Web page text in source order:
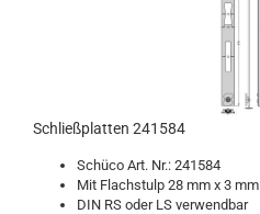
Schließ­plat­ten 241584
Schü­co Art. Nr.: 241584
Mit Flachs­tulp 28 mm x 3
DIN RS oder LS ver­wend­bar